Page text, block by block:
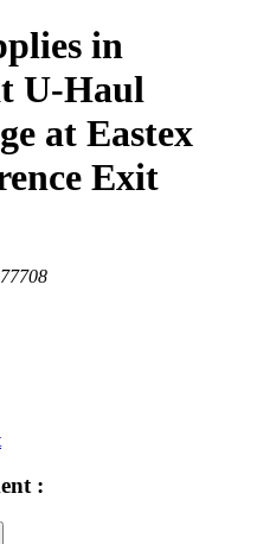
in
U-Haul
at Eastex
Exit
: